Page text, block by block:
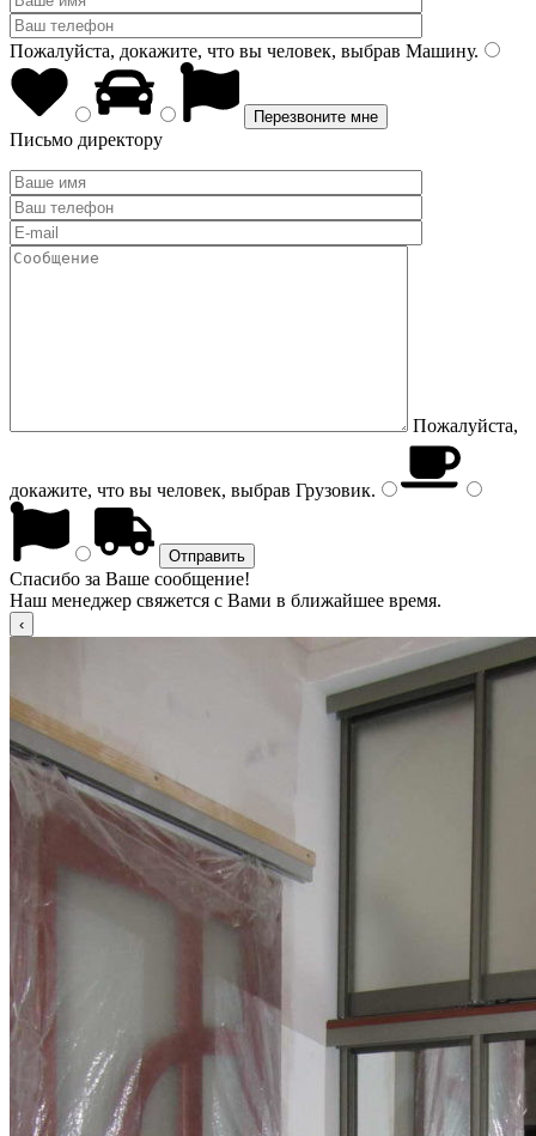
Пожалуйста, докажите, что вы человек, выбрав Машину.
Письмо директору
Пожалуйста,
докажите, что вы человек, выбрав Грузовик.
Спасибо за Ваше сообщение!
Наш менеджер свяжется с Вами в ближайшее время.